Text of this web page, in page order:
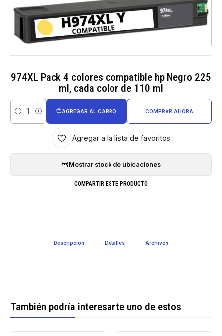
974XL Pack 4 colores compatible hp Negro 225
ml, cada color de 110 ml
Cantidad
AGREGAR AL CARRO COMPRAR AHORA
Agregar a la lista de favoritos
Mostrar stock de ubicaciones
COMPARTIR ESTE PRODUCTO
Descripción Detalles Archivos
También podría interesarte uno de estos